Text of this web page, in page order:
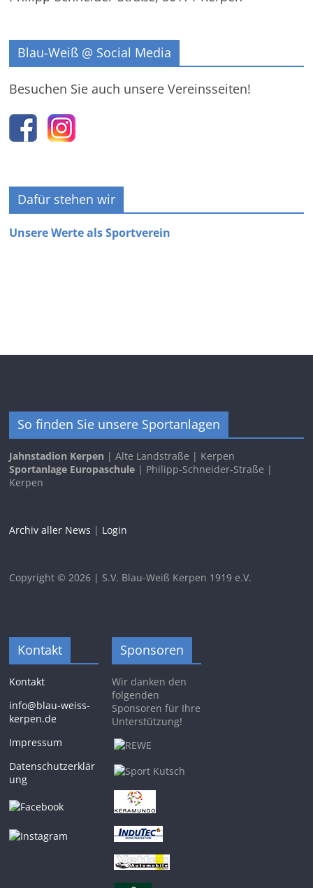
Blau-Weiß @ Social Media
Besuchen Sie auch unsere Vereinsseiten!
Dafür stehen wir
Unsere Werte als Sportverein
So finden Sie unsere Sportanlagen
Jahnstadion Kerpen | Alte Landstraße | Kerpen
Sportanlage Europaschule | Philipp-Schneider-Straße |
Kerpen
Archiv aller News | Login
Copyright © 2026 | S.V. Blau-Weiß Kerpen 1919 e.V.
Kontakt
Kontakt
info@blau-weiss-
kerpen.de
Impressum
Datenschutzerklär
ung
Sponsoren
Wir danken den
folgenden
Sponsoren für Ihre
Unterstützung!